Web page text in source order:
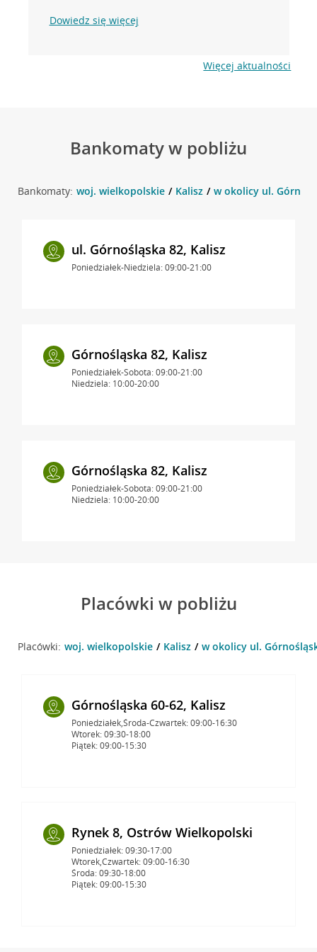
Dowiedz się więcej
Więcej aktualności
Bankomaty w pobliżu
Bankomaty: woj. wielkopolskie Kalisz w okolicy ul.
ul. Górnośląska 82, Kalisz
Poniedziałek-Niedziela: 09:00-21:00
Górnośląska 82, Kalisz
Poniedziałek-Sobota: 09:00-21:00
Niedziela: 10:00-20:00
Górnośląska 82, Kalisz
Poniedziałek-Sobota: 09:00-21:00
Niedziela: 10:00-20:00
Placówki w pobliżu
Placówki: woj. wielkopolskie Kalisz w okolicy ul.
Górnośląska 60-62, Kalisz
Poniedziałek,Środa-Czwartek: 09:00-16:30
Wtorek: 09:30-18:00
Piątek: 09:00-15:30
Rynek 8, Ostrów Wielkopolski
Poniedziałek: 09:30-17:00
Wtorek,Czwartek: 09:00-16:30
Środa: 09:30-18:00
Piątek: 09:00-15:30